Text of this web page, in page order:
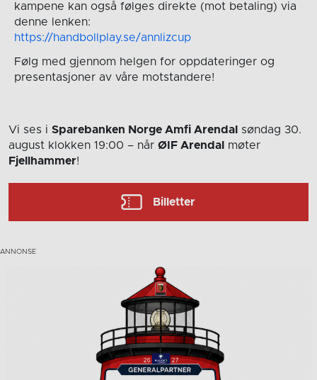
kampene kan også følges direkte (mot betaling) via
denne lenken:
https://handbollplay.se/annlizcup
Følg med gjennom helgen for oppdateringer og
presentasjoner av våre motstandere!
Vi ses i Sparebanken Norge Amfi Arendal
søndag 30.
august klokken 19:00 – når ØIF Arendal
møter
Fjellhammer!
Billetter